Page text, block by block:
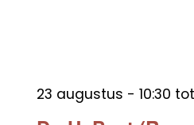
23 augustus - 10:30